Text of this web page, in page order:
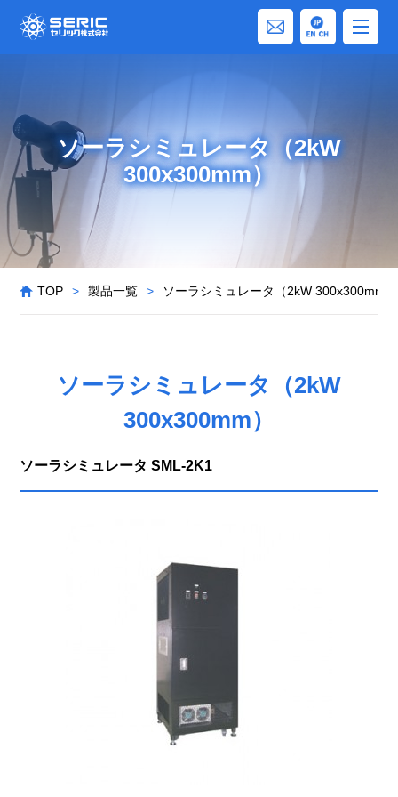
ソーラシミュレータ（2kW
300x300mm）
TOP > 製品一覧 > ソーラシミュレータ（2kW 300x300mm）
ソーラシミュレータ（2kW
300x300mm）
ソーラシミュレータ SML-2K1